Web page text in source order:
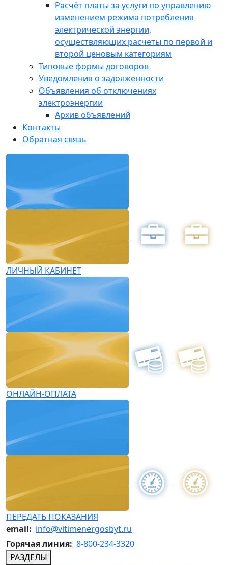
Расчёт платы за услуги по управлению
изменением режима потребления
электрической энергии,
осуществляющих расчеты по первой и
второй ценовым категориям
Типовые формы договоров
Уведомления о задолженности
Объявления об отключениях
электроэнергии
Архив объявлений
Контакты
Обратная связь
ЛИЧНЫЙ КАБИНЕТ
ОНЛАЙН-ОПЛАТА
ПЕРЕДАТЬ ПОКАЗАНИЯ
email: info@vitimenergosbyt.ru
Горячая линия: 8-800-234-3320
РАЗДЕЛЫ